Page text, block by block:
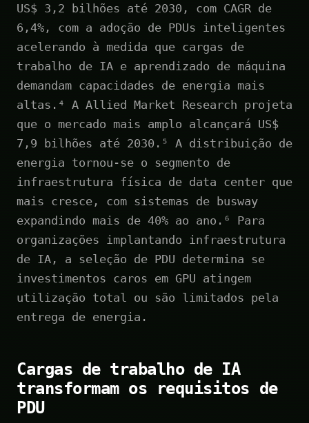
US$ 3,2 bilhões até 2030, com CAGR de
6,4%, com a adoção de PDUs inteligentes
acelerando à medida que cargas de
trabalho de IA e aprendizado de máquina
demandam capacidades de energia mais
altas.⁴ A Allied Market Research projeta
que o mercado mais amplo alcançará US$
7,9 bilhões até 2030.⁵ A distribuição de
energia tornou-se o segmento de
infraestrutura física de data center que
mais cresce, com sistemas de busway
expandindo mais de 40% ao ano.⁶ Para
organizações implantando infraestrutura
de IA, a seleção de PDU determina se
investimentos caros em GPU atingem
utilização total ou são limitados pela
entrega de energia.
Cargas de trabalho de IA
transformam os requisitos de
PDU